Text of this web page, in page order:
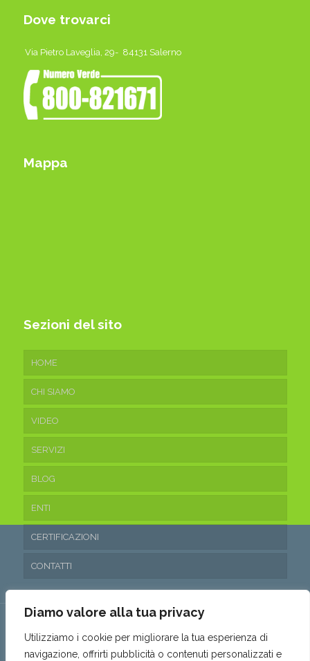
Diamo valore alla tua privacy
Utilizziamo i cookie per migliorare la tua esperienza di
navigazione, offrirti pubblicità o contenuti personalizzati e
Dove trovarci
Via Pietro Laveglia, 29- 84131 Salerno
Mappa
Sezioni del sito
HOME
CHI SIAMO
VIDEO
SERVIZI
BLOG
ENTI
CERTIFICAZIONI
CONTATTI